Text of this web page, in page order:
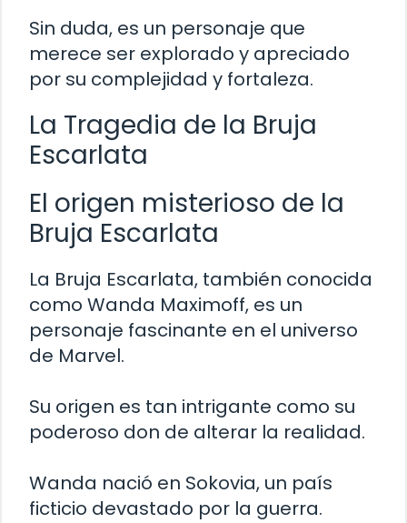
Sin duda, es un personaje que
merece ser explorado y apreciado
por su complejidad y fortaleza.
La Tragedia de la Bruja
Escarlata
El origen misterioso de la
Bruja Escarlata
La Bruja Escarlata, también conocida
como Wanda Maximoff, es un
personaje fascinante en el universo
de Marvel.
Su origen es tan intrigante como su
poderoso don de alterar la realidad.
Wanda nació en Sokovia, un país
ficticio devastado por la guerra.